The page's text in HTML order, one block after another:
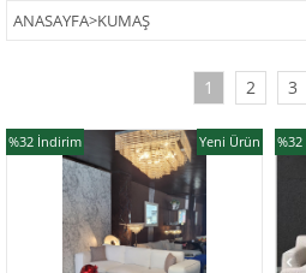
ANASAYFA>KUMAŞ
1 2 3
%32 İndirim Yeni Ürün %32